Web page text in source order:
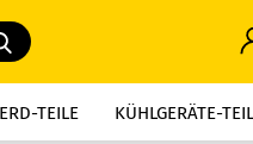
Suche...
TEILE KÜHLGERÄTE-